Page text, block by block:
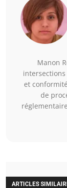
Manon
et
de
ARTICLES